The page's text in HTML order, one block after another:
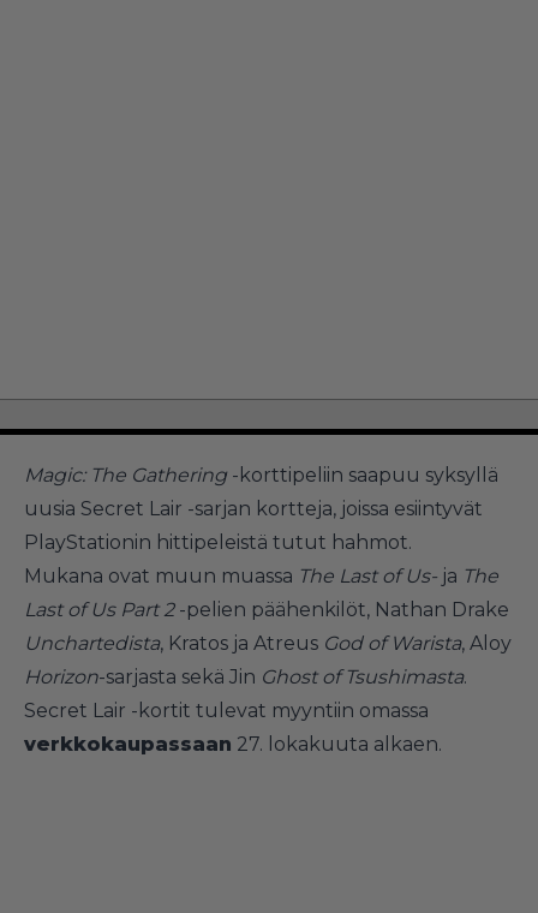
Magic: The Gathering -korttipeliin saapuu syksyllä
uusia Secret Lair -sarjan kortteja, joissa esiintyvät
PlayStationin hittipeleistä tutut hahmot.
Mukana ovat muun muassa The Last of Us- ja The
Last of Us Part 2 -pelien päähenkilöt, Nathan Drake
Unchartedista, Kratos ja Atreus God of Warista, Aloy
Horizon-sarjasta sekä Jin Ghost of Tsushimasta.
Secret Lair -kortit tulevat myyntiin omassa
verkkokaupassaan 27. lokakuuta alkaen.